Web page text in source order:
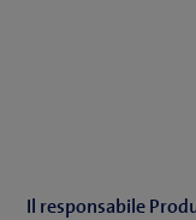
Il responsabile